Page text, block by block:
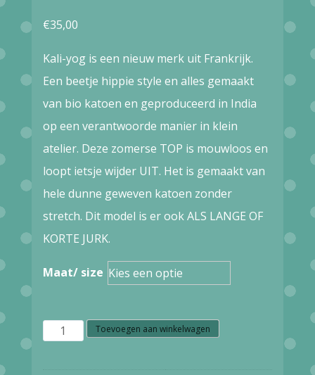
€35,00
Kali-yog is een nieuw merk uit Frankrijk.
Een beetje hippie style en alles gemaakt
van bio katoen en geproduceerd in India
op een verantwoorde manier in klein
atelier. Deze zomerse TOP is mouwloos en
loopt ietsje wijder UIT. Het is gemaakt van
hele dunne geweven katoen zonder
stretch. Dit model is er ook ALS LANGE OF
KORTE JURK.
Maat/ size
Z12.8
Toevoegen aan winkelwagen